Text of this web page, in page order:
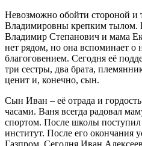
Невозможно обойти стороной и
Владимировны крепким тылом.
Владимир Степанович и мама
нет рядом, но она вспоминает о
благоговением. Сегодня её
три сестры, два брата,
ценит и, конечно, сын.
Сын Иван – её отрада и
часами. Ваня всегда радовал
спортом. После школы
институт. После его окончания
Газпром. Сегодня Иван